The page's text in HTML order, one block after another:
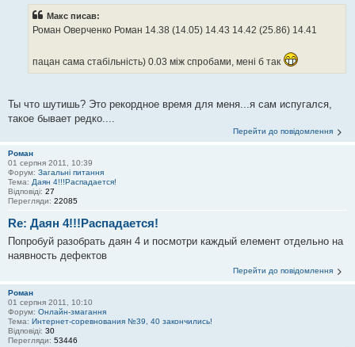
Макс писав:
Роман Оверченко Роман 14.38 (14.05) 14.43 14.42 (25.86) 14.41
пацан сама стабільність) 0.03 між спробами, мені б так
Ты что шутишь? Это рекордное время для меня...я сам испугался,
такое бывает редко....
Перейти до повідомлення
Роман
01 серпня 2011, 10:39
Форум: Загальні питання
Тема: Даян 4!!!Распадается!
Відповіді: 27
Перегляди: 22085
Re: Даян 4!!!Распадается!
Попробуй разобрать даян 4 и посмотри каждый елемент отдельно на
наявность дефектов
Перейти до повідомлення
Роман
01 серпня 2011, 10:10
Форум: Онлайн-змагання
Тема: Интернет-соревнования №39, 40 закончились!
Відповіді: 30
Перегляди: 53446